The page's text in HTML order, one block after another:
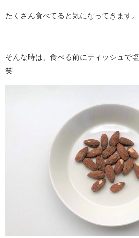
たくさん食べてると気になってきます。
そんな時は、食べる前にティッシュで
笑